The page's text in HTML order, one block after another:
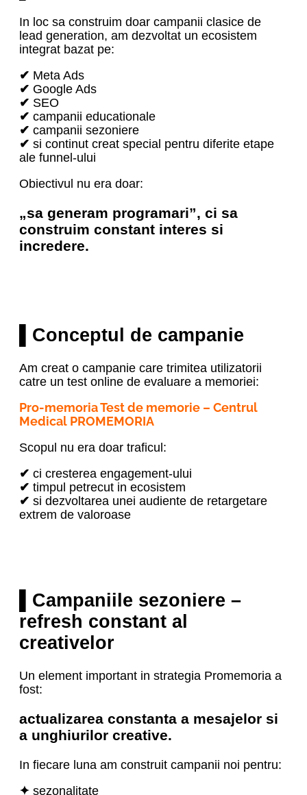
In loc sa construim doar campanii clasice de
lead generation, am dezvoltat un ecosistem
integrat bazat pe:
✔ Meta Ads
✔ Google Ads
✔ SEO
✔ campanii educationale
✔ campanii sezoniere
✔ si continut creat special pentru diferite etape
ale funnel-ului
Obiectivul nu era doar:
„sa generam programari”, ci sa
construim constant interes si
incredere.
▌Conceptul de campanie
Am creat o campanie care trimitea utilizatorii
catre un test online de evaluare a memoriei:
Pro-memoria Test de memorie – Centrul
Medical PROMEMORIA
Scopul nu era doar traficul:
✔ ci cresterea engagement-ului
✔ timpul petrecut in ecosistem
✔ si dezvoltarea unei audiente de retargetare
extrem de valoroase
▌Campaniile sezoniere –
refresh constant al
creativelor
Un element important in strategia Promemoria a
fost:
actualizarea constanta a mesajelor si
a unghiurilor creative.
In fiecare luna am construit campanii noi pentru:
✦ sezonalitate